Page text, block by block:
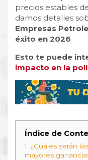
precios estables
damos detalles
Empresas
éxito en 2026
Esto te puede
impacto en la
Índice de
1 ¿Cuáles serán
mayores